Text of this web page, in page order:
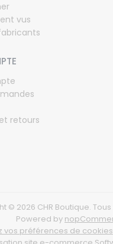
vus
retours
© 2026 CHR Boutique.
Powered by
vos préférences de cookies